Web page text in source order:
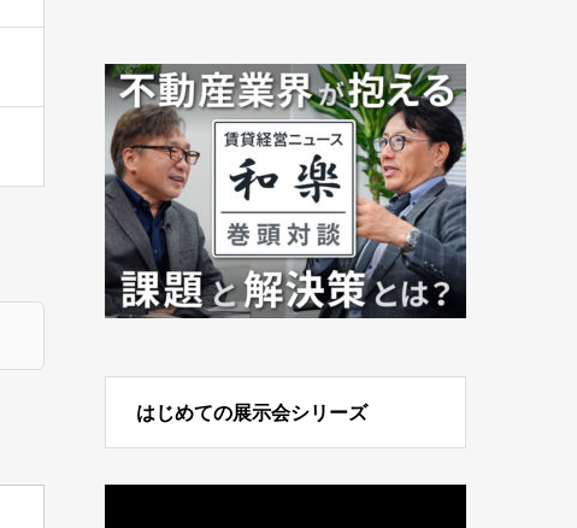
はじめての展示会シリーズ